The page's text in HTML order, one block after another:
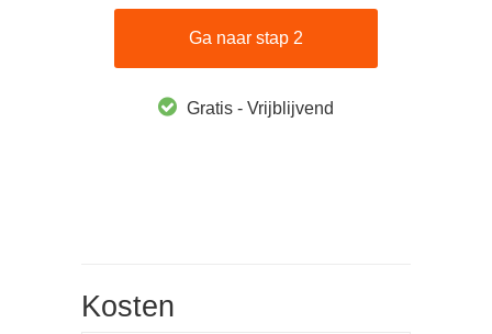
Ga naar stap 2
Gratis - Vrijblijvend
Kosten